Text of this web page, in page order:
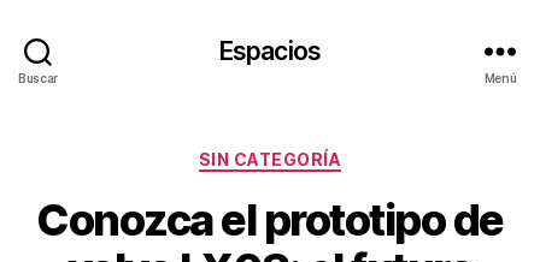
Buscar
Espacios
Menú
Categorías
SIN CATEGORÍA
Conozca el prototipo de